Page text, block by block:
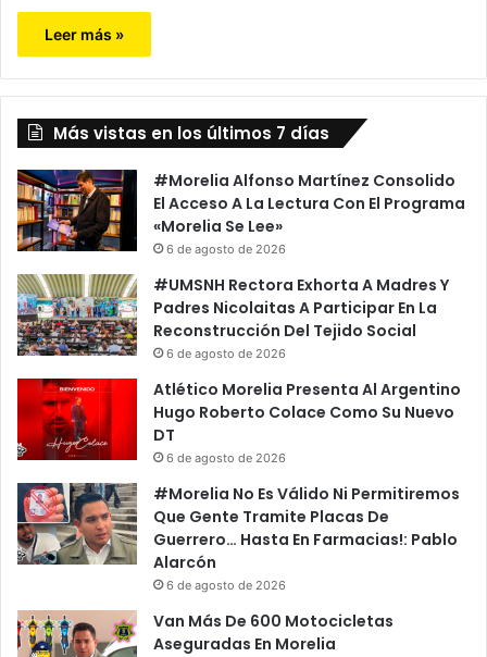
Leer más »
Más vistas en los últimos 7 días
#Morelia Alfonso Martínez Consolido
El Acceso A La Lectura Con El Programa
«Morelia Se Lee»
6 de agosto de 2026
#UMSNH Rectora Exhorta A Madres Y
Padres Nicolaitas A Participar En La
Reconstrucción Del Tejido Social
6 de agosto de 2026
Atlético Morelia Presenta Al Argentino
Hugo Roberto Colace Como Su Nuevo
DT
6 de agosto de 2026
#Morelia No Es Válido Ni Permitiremos
Que Gente Tramite Placas De
Guerrero… Hasta En Farmacias!: Pablo
Alarcón
6 de agosto de 2026
Van Más De 600 Motocicletas
Aseguradas En Morelia